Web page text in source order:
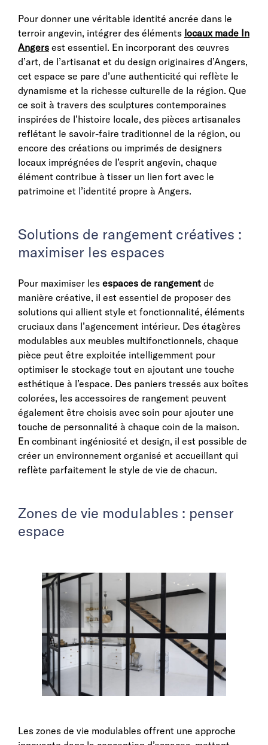
Pour donner une véritable identité ancrée dans le
terroir angevin, intégrer des éléments locaux made In
Angers est essentiel. En incorporant des œuvres
d’art, de l’artisanat et du design originaires d’Angers,
cet espace se pare d’une authenticité qui reflète le
dynamisme et la richesse culturelle de la région. Que
ce soit à travers des sculptures contemporaines
inspirées de l’histoire locale, des pièces artisanales
reflétant le savoir-faire traditionnel de la région, ou
encore des créations ou imprimés de designers
locaux imprégnées de l’esprit angevin, chaque
élément contribue à tisser un lien fort avec le
patrimoine et l’identité propre à Angers.
Solutions de rangement créatives :
maximiser les espaces
Pour maximiser les espaces de rangement de
manière créative, il est essentiel de proposer des
solutions qui allient style et fonctionnalité, éléments
cruciaux dans l’agencement intérieur. Des étagères
modulables aux meubles multifonctionnels, chaque
pièce peut être exploitée intelligemment pour
optimiser le stockage tout en ajoutant une touche
esthétique à l’espace. Des paniers tressés aux boîtes
colorées, les accessoires de rangement peuvent
également être choisis avec soin pour ajouter une
touche de personnalité à chaque coin de la maison.
En combinant ingéniosité et design, il est possible de
créer un environnement organisé et accueillant qui
reflète parfaitement le style de vie de chacun.
Zones de vie modulables : penser
espace
Les zones de vie modulables offrent une approche